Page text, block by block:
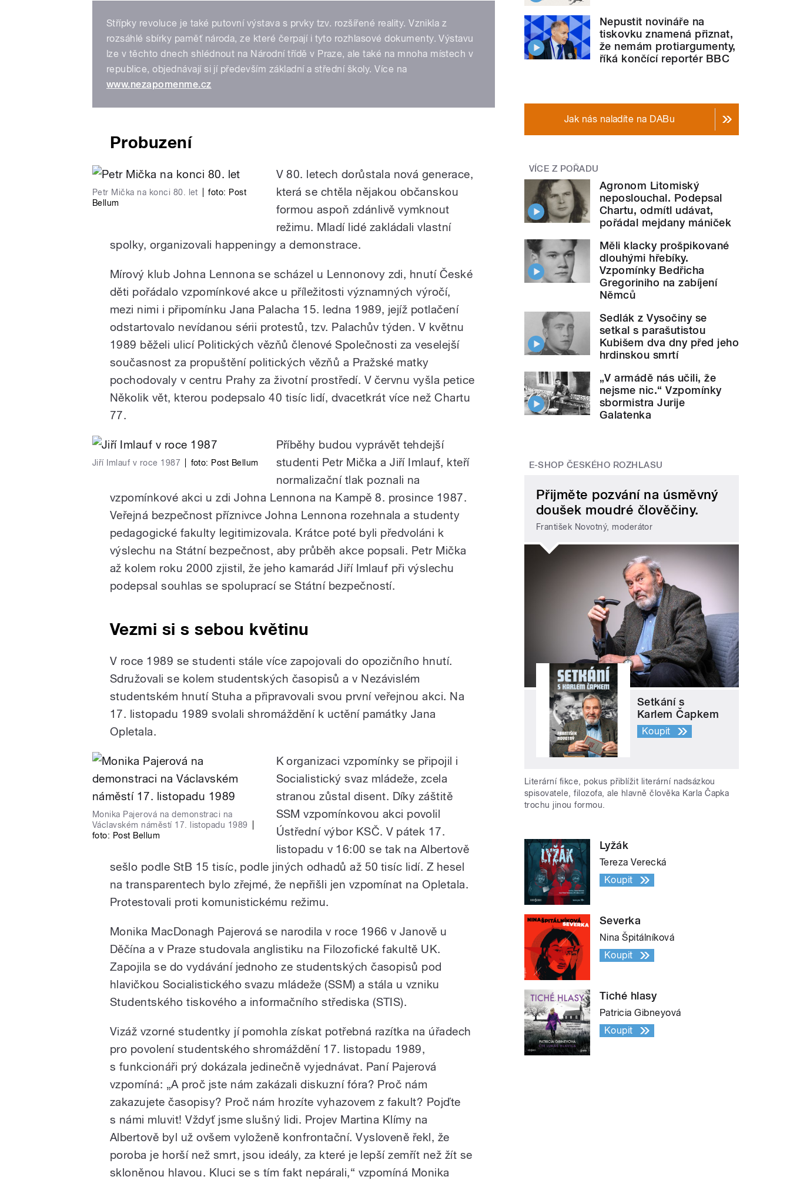
Střípky revoluce je také putovní výstava s prvky tzv. rozšířené reality. Vznikla z
rozsáhlé sbírky paměť národa, ze které čerpají i tyto rozhlasové dokumenty. Výstavu
lze v těchto dnech shlédnout na Národní třídě v Praze, ale také na mnoha místech v
republice, objednávají si jí především základní a střední školy. Více na
www.nezapomenme.cz
Probuzení
Petr Mička na konci 80. let foto: Post
Bellum
V 80. letech dorůstala nová generace,
která se chtěla nějakou občanskou
formou aspoň zdánlivě vymknout
režimu. Mladí lidé zakládali vlastní
spolky, organizovali happeningy a demonstrace.
Mírový klub Johna Lennona se scházel u Lennonovy zdi, hnutí České
děti pořádalo vzpomínkové akce u příležitosti významných výročí,
mezi nimi i připomínku Jana Palacha 15. ledna 1989, jejíž potlačení
odstartovalo nevídanou sérii protestů, tzv. Palachův týden. V květnu
1989 běželi ulicí Politických vězňů členové Společnosti za veselejší
současnost za propuštění politických vězňů a Pražské matky
pochodovaly v centru Prahy za životní prostředí. V červnu vyšla petice
Několik vět, kterou podepsalo 40 tisíc lidí, dvacetkrát více než Chartu
77.
Jiří Imlauf v roce 1987 foto: Post Bellum
Příběhy budou vyprávět tehdejší
studenti Petr Mička a Jiří Imlauf, kteří
normalizační tlak poznali na
vzpomínkové akci u zdi Johna Lennona na Kampě 8. prosince 1987.
Veřejná bezpečnost příznivce Johna Lennona rozehnala a studenty
pedagogické fakulty legitimizovala. Krátce poté byli předvoláni k
výslechu na Státní bezpečnost, aby průběh akce popsali. Petr Mička
až kolem roku 2000 zjistil, že jeho kamarád Jiří Imlauf při výslechu
podepsal souhlas se spoluprací se Státní bezpečností.
Vezmi si s sebou květinu
V roce 1989 se studenti stále více zapojovali do opozičního hnutí.
Sdružovali se kolem studentských časopisů a v Nezávislém
studentském hnutí Stuha a připravovali svou první veřejnou akci. Na
17. listopadu 1989 svolali shromáždění k uctění památky Jana
Opletala.
Monika Pajerová na demonstraci na
Václavském náměstí 17. listopadu 1989
foto: Post Bellum
K organizaci vzpomínky se připojil i
Socialistický svaz mládeže, zcela
stranou zůstal disent. Díky záštitě
SSM vzpomínkovou akci povolil
Ústřední výbor KSČ. V pátek 17.
listopadu v 16:00 se tak na Albertově
sešlo podle StB 15 tisíc, podle jiných odhadů až 50 tisíc lidí. Z hesel
na transparentech bylo zřejmé, že nepřišli jen vzpomínat na Opletala.
Protestovali proti komunistickému režimu.
Monika MacDonagh Pajerová se narodila v roce 1966 v Janově u
Děčína a v Praze studovala anglistiku na Filozofické fakultě UK.
Zapojila se do vydávání jednoho ze studentských časopisů pod
hlavičkou Socialistického svazu mládeže (SSM) a stála u vzniku
Studentského tiskového a informačního střediska (STIS).
Vizáž vzorné studentky jí pomohla získat potřebná razítka na úřadech
pro povolení studentského shromáždění 17. listopadu 1989,
s funkcionáři prý dokázala jedinečně vyjednávat. Paní Pajerová
vzpomíná: „A proč jste nám zakázali diskuzní fóra? Proč nám
zakazujete časopisy? Proč nám hrozíte vyhazovem z fakult? Pojďte
s námi mluvit! Vždyť jsme slušný lidi. Projev Martina Klímy na
Albertově byl už ovšem vyloženě konfrontační. Vysloveně řekl, že
poroba je horší než smrt, jsou ideály, za které je lepší zemřít než žít se
skloněnou hlavou. Kluci se s tím fakt nepárali,“ vzpomíná Monika
Nepustit novináře na
tiskovku znamená přiznat,
že nemám protiargumenty,
říká končící reportér BBC
Jak nás naladíte na DABu
VÍCE Z POŘADU
Agronom Litomiský
neposlouchal. Podepsal
Chartu, odmítl udávat,
pořádal mejdany mániček
Měli klacky prošpikované
dlouhými hřebíky.
Vzpomínky Bedřicha
Gregoriniho na zabíjení
Němců
Sedlák z Vysočiny se
setkal s parašutistou
Kubišem dva dny před jeho
hrdinskou smrtí
„V armádě nás učili, že
nejsme nic.“ Vzpomínky
sbormistra Jurije
Galatenka
E-SHOP ČESKÉHO ROZHLASU
Přijměte pozvání na úsměvný
doušek moudré člověčiny.
František Novotný, moderátor
Setkání s
Karlem Čapkem
Koupit
Literární fikce, pokus přiblížit literární nadsázkou
spisovatele, filozofa, ale hlavně člověka Karla Čapka
trochu jinou formou.
Lyžák
Tereza Verecká
Koupit
Severka
Nina Špitálníková
Koupit
Tiché hlasy
Patricia Gibneyová
Koupit